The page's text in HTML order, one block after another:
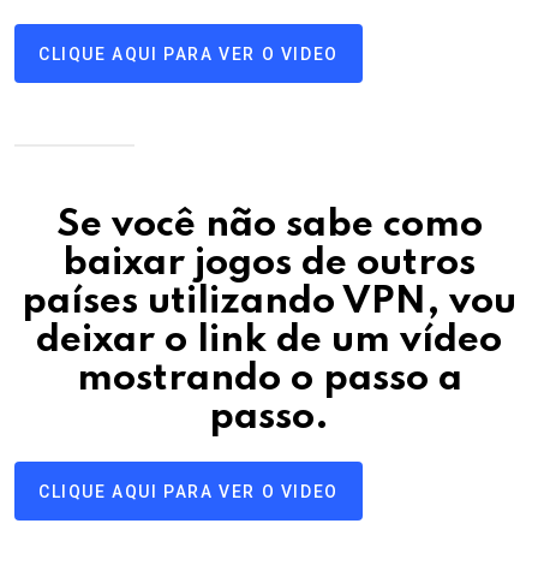
CLIQUE AQUI PARA VER O VIDEO
Se você não sabe como
baixar jogos de outros
países utilizando VPN, vou
deixar o link de um vídeo
mostrando o passo a
passo.
CLIQUE AQUI PARA VER O VIDEO